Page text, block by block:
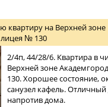
квартиру на Верхней зоне
лицея № 130
2/4п, 44/28/6. Квартира в
Верхней зоне
130. Хорошее состояние,
санузел кафель.
напротив дома.